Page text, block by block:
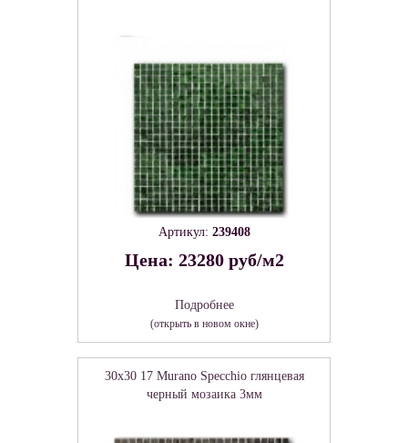
Артикул: 239408
Цена: 23280 руб/м2
Подробнее
(открыть в новом окне)
30x30 17 Murano Specchio глянцевая
черный мозаика 3мм